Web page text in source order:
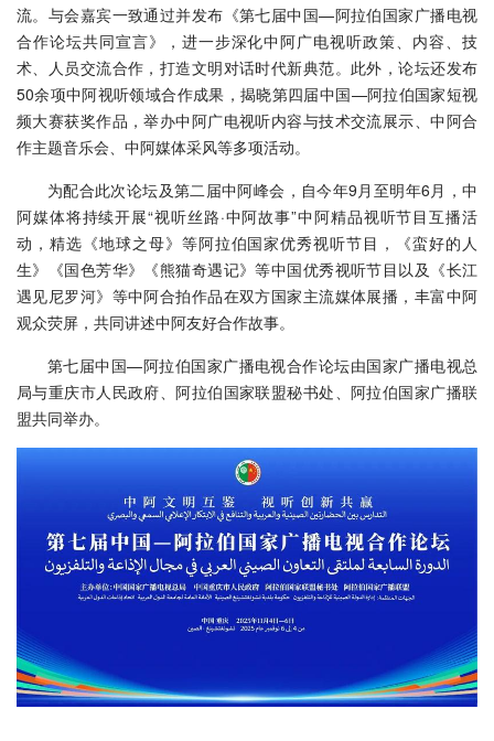
流。与会嘉宾一致通过并发布《第七届中国—阿拉伯国家广播电视
合作论坛共同宣言》，进一步深化中阿广电视听政策、内容、技
术、人员交流合作，打造文明对话时代新典范。此外，论坛还发布
50余项中阿视听领域合作成果，揭晓第四届中国—阿拉伯国家短视
频大赛获奖作品，举办中阿广电视听内容与技术交流展示、中阿合
作主题音乐会、中阿媒体采风等多项活动。
为配合此次论坛及第二届中阿峰会，自今年9月至明年6月，中
阿媒体将持续开展“视听丝路·中阿故事”中阿精品视听节目互播活
动，精选《地球之母》等阿拉伯国家优秀视听节目，《蛮好的人
生》《国色芳华》《熊猫奇遇记》等中国优秀视听节目以及《长江
遇见尼罗河》等中阿合拍作品在双方国家主流媒体展播，丰富中阿
观众荧屏，共同讲述中阿友好合作故事。
第七届中国—阿拉伯国家广播电视合作论坛由国家广播电视总
局与重庆市人民政府、阿拉伯国家联盟秘书处、阿拉伯国家广播联
盟共同举办。